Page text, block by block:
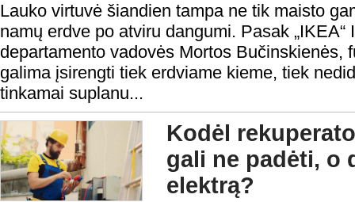
Lauko virtuvė šiandien tampa ne tik maisto
namų erdve po atviru dangumi. Pasak „IKEA“
departamento vadovės Mortos Bučinskienės,
galima įsirengti tiek erdviame kieme, tiek
tinkamai suplanu...
Kodėl
gali ne padėti, o
elektrą?